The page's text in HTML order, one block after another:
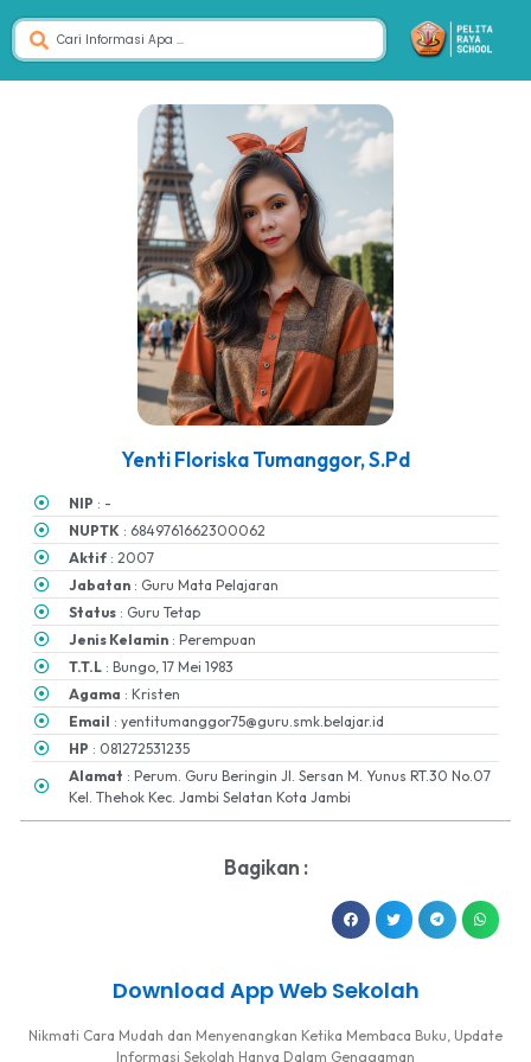
Yenti Floriska Tumanggor, S.Pd
NIP : -
NUPTK : 6849761662300062
Aktif : 2007
Jabatan : Guru Mata Pelajaran
Status : Guru Tetap
Jenis Kelamin : Perempuan
T.T.L : Bungo, 17 Mei 1983
Agama : Kristen
Email : yentitumanggor75@guru.smk.belajar.id
HP : 081272531235
Alamat : Perum. Guru Beringin Jl. Sersan M. Yunus RT.30 No.07
Kel. Thehok Kec. Jambi Selatan Kota Jambi
Bagikan :
Download App Web Sekolah
Nikmati Cara Mudah dan Menyenangkan Ketika Membaca Buku, Update
Informasi Sekolah Hanya Dalam Genggaman